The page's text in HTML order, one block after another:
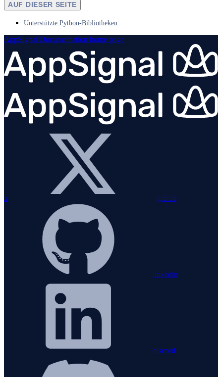
AUF DIESER SEITE
Unterstützte Python-Bibliotheken
AppSignal Documentation home page
x github
linkedin
discord